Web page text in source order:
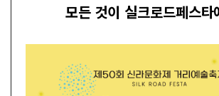
모든 것이 실크로드페스